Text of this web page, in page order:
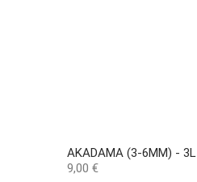
AKADAMA (3-6MM) - 3L
Preço
9,00 €